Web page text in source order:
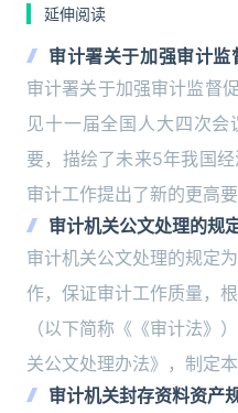
延伸阅读
审计署关于加强审计监
的意见
审计署关于加强审计监督
见十一届全国人大四次会
要，描绘了未来5年我国
审计工作提出了新的更高
审计机关公文处理的规
审计机关公文处理的规定
作，保证审计工作质量，
（以下简称《《审计法》
关公文处理办法》，制定
审计机关封存资料资产